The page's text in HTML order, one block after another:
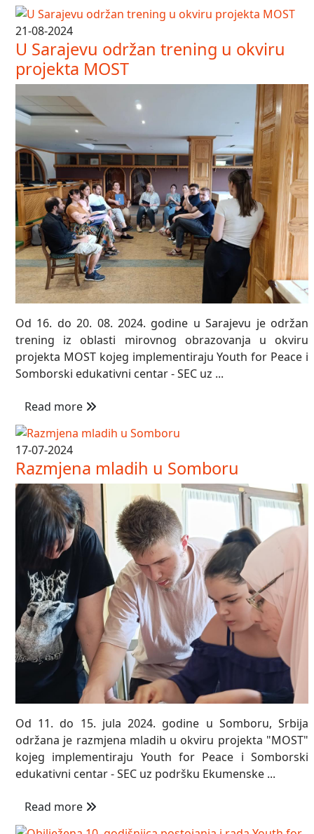
21-08-2024
U Sarajevu održan trening u okviru
projekta MOST
Od 16. do 20. 08. 2024. godine u Sarajevu je održan
trening iz oblasti mirovnog obrazovanja u okviru
projekta MOST kojeg implementiraju Youth for Peace i
Somborski edukativni centar - SEC uz ...
Read more
17-07-2024
Razmjena mladih u Somboru
Od 11. do 15. jula 2024. godine u Somboru, Srbija
održana je razmjena mladih u okviru projekta "MOST"
kojeg implementiraju Youth for Peace i Somborski
edukativni centar - SEC uz podršku Ekumenske ...
Read more